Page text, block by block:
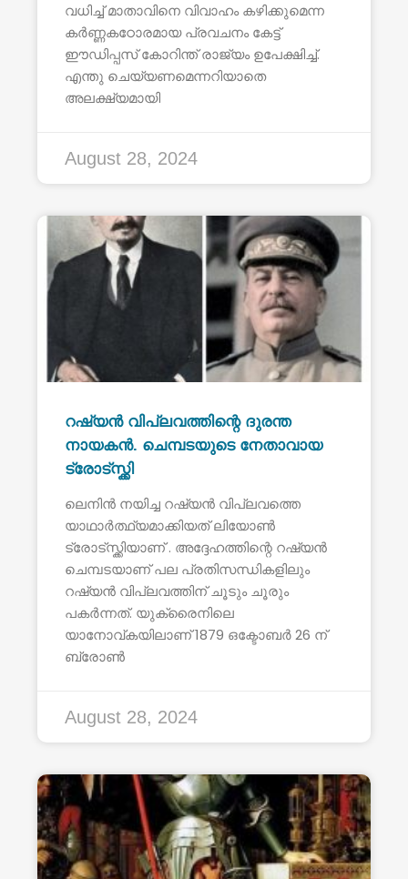
വധിച്ച് മാതാവിനെ വിവാഹം കഴിക്കുമെന്ന
കർണ്ണകഠോരമായ പ്രവചനം കേട്ട്
ഈഡിപ്പസ് കോറിന്ത് രാജ്യം ഉപേക്ഷിച്ച്.
എന്തു ചെയ്യണമെന്നറിയാതെ
അലക്ഷ്യമായി
August 28, 2024
റഷ്യൻ വിപ്ലവത്തിന്റെ ദുരന്ത
നായകൻ. ചെമ്പടയുടെ നേതാവായ
ട്രോട്സ്ക്കി
ലെനിൻ നയിച്ച റഷ്യൻ വിപ്ലവത്തെ
യാഥാർത്ഥ്യമാക്കിയത് ലിയോൺ
ട്രോട്സ്ക്കിയാണ് . അദ്ദേഹത്തിന്റെ റഷ്യൻ
ചെമ്പടയാണ് പല പ്രതിസന്ധികളിലും
റഷ്യൻ വിപ്ലവത്തിന് ചൂടും ചൂരും
പകർന്നത്. യുക്രൈനിലെ
യാനോവ്കയിലാണ് 1879 ഒക്ടോബർ 26 ന്
ബ്രോൺ
August 28, 2024